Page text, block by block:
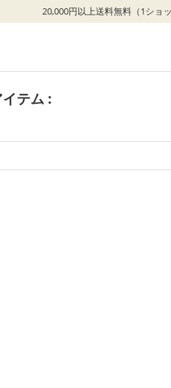
20,000円以上送料無料（1ショッ
テム :